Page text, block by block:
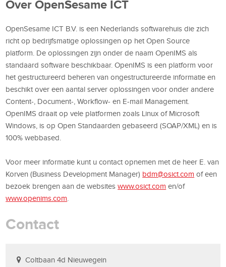
Over OpenSesame ICT
OpenSesame ICT B.V. is een Nederlands softwarehuis die zich
richt op bedrijfsmatige oplossingen op het Open Source
platform. De oplossingen zijn onder de naam OpenIMS als
standaard software beschikbaar. OpenIMS is een platform voor
het gestructureerd beheren van ongestructureerde informatie en
beschikt over een aantal server oplossingen voor onder andere
Content-, Document-, Workflow- en E-mail Management.
OpenIMS draait op vele platformen zoals Linux of Microsoft
Windows, is op Open Standaarden gebaseerd (SOAP/XML) en is
100% webbased.
Voor meer informatie kunt u contact opnemen met de heer E. van
Korven (Business Development Manager) bdm@osict.com of een
bezoek brengen aan de websiteswww.osict.com en/of
www.openims.com
Contact
Coltbaan 4d Nieuwegein